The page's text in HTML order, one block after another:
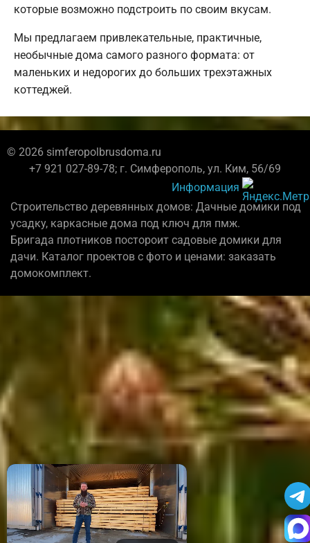
которые возможно подстроить по своим вкусам.
Мы предлагаем привлекательные, практичные,
необычные дома самого разного формата: от
маленьких и недорогих до больших трехэтажных
коттеджей.
© 2026 simferopolbrusdoma.ru
+7 921 027-89-78; г. Симферополь, ул. Ким, 56/69
Информация
Строительство деревянных домов: Дачные домики под
усадку, каркасные дома под ключ для пмж.
Бригада плотников постороит садовые домики для
дачи. Каталог проектов с фото и ценами: заказать
домокомплект.